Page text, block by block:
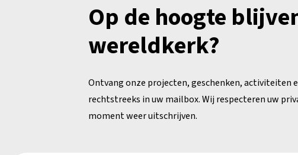
Op de hoogte
wereldkerk?
Ontvang onze projecten, geschenken, activiteiten
rechtstreeks in uw mailbox. Wij respecteren uw
moment weer uitschrijven.